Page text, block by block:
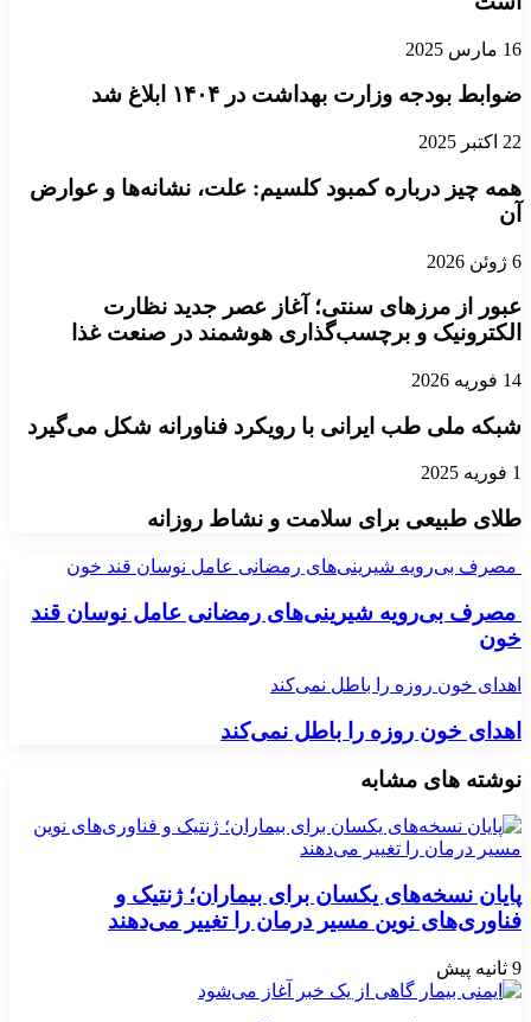
16 مارس 2025
ضوابط بودجه وزارت بهداشت در ۱۴۰۴ ابلاغ شد
22 اکتبر 2025
همه چیز درباره کمبود کلسیم: علت، نشانه‌ها و عوارض
آن
6 ژوئن 2026
عبور از مرزهای سنتی؛ آغاز عصر جدید نظارت
الکترونیک و برچسب‌گذاری هوشمند در صنعت غذا
14 فوریه 2026
شبکه ملی طب ایرانی با رویکرد فناورانه شکل می‌گیرد
1 فوریه 2025
طلای طبیعی برای سلامت و نشاط روزانه
مصرف بی‌رویه شیرینی‌های رمضانی عامل نوسان قند خون
مصرف بی‌رویه شیرینی‌های رمضانی عامل نوسان قند
خون
اهدای خون روزه را باطل نمی‌کند
اهدای خون روزه را باطل نمی‌کند
نوشته های مشابه
پایان نسخه‌های یکسان برای بیماران؛ ژنتیک و
فناوری‌های نوین مسیر درمان را تغییر می‌دهند
9 ثانیه پیش